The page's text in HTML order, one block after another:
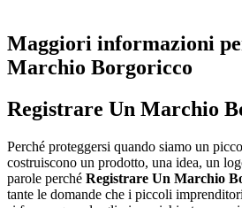
Maggiori informazioni
Marchio Borgoricco
Registrare Un Marchio
Perché proteggersi quando siamo un
costruiscono un prodotto, una idea, un
parole perché Registrare Un Marchio
tante le domande che i piccoli